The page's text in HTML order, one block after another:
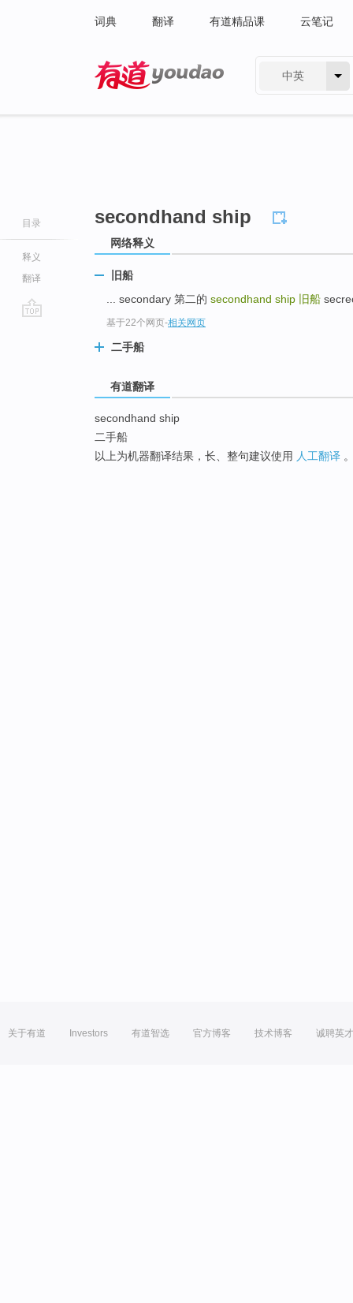
词典 翻译 有道精品课 云笔记
中英
目录
释义
翻译
secondhand ship
网络释义
旧船
... secondary 第二的 secondhand ship 旧船
基于22个网页-相关网页
二手船
有道翻译
secondhand ship
二手船
以上为机器翻译结果，长、整句建议使用 人工翻译
关于有道 Investors 有道智选 官方博客 技术博客 诚聘英才